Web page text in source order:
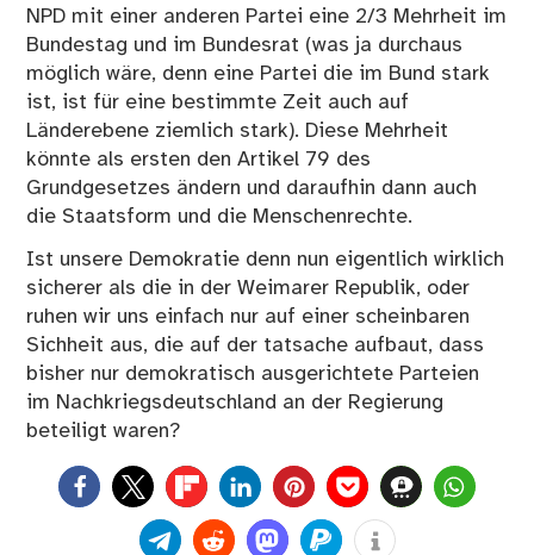
NPD mit einer anderen Partei eine 2/3 Mehrheit im
Bundestag und im Bundesrat (was ja durchaus
möglich wäre, denn eine Partei die im Bund stark
ist, ist für eine bestimmte Zeit auch auf
Länderebene ziemlich stark). Diese Mehrheit
könnte als ersten den Artikel 79 des
Grundgesetzes ändern und daraufhin dann auch
die Staatsform und die Menschenrechte.
Ist unsere Demokratie denn nun eigentlich wirklich
sicherer als die in der Weimarer Republik, oder
ruhen wir uns einfach nur auf einer scheinbaren
Sichheit aus, die auf der tatsache aufbaut, dass
bisher nur demokratisch ausgerichtete Parteien
im Nachkriegsdeutschland an der Regierung
beteiligt waren?
0